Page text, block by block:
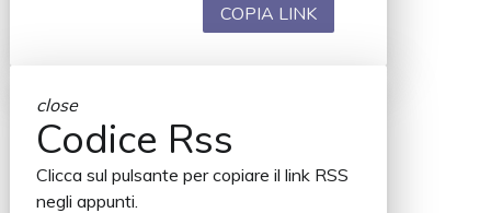
COPIA LINK
close
Codice Rss
Clicca sul pulsante per copiare il link RSS
negli appunti.